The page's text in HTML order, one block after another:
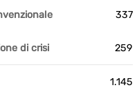
337
di crisi 259
1.145